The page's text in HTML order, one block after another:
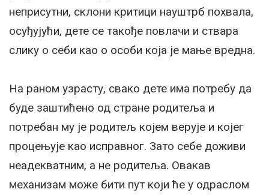
неприсутни, склони критици науштрб похвала,
осуђујући, дете се такође повлачи и ствара
слику о себи као о особи која је мање вредна.
На раном узрасту, свако дете има потребу да
буде заштићено од стране родитеља и
потребан му је родитељ којем верује и којег
процењује као исправног. Зато себе доживи
неадекватним, а не родитеља. Овакав
механизам може бити пут који ће у одраслом